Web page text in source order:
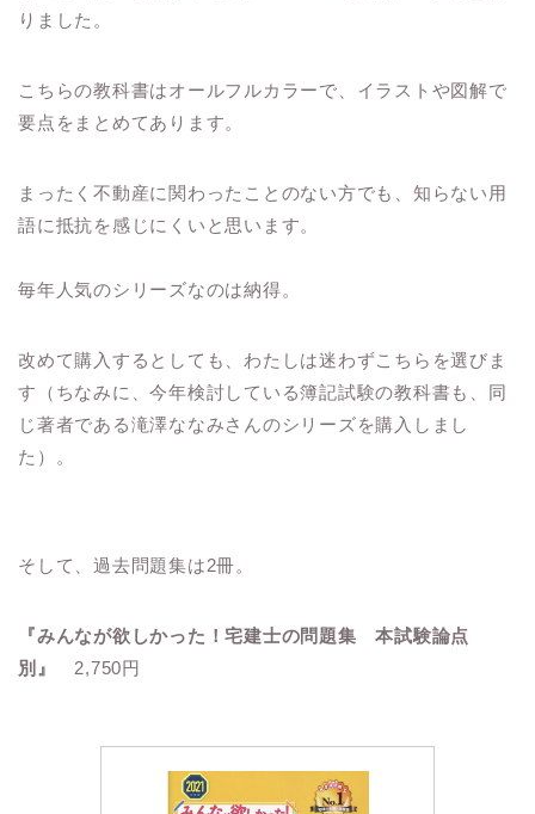
りました。
こちらの教科書はオールフルカラーで、イラストや図解で
要点をまとめてあります。
まったく不動産に関わったことのない方でも、知らない用
語に抵抗を感じにくいと思います。
毎年人気のシリーズなのは納得。
改めて購入するとしても、わたしは迷わずこちらを選びま
す（ちなみに、今年検討している簿記試験の教科書も、同
じ著者である滝澤ななみさんのシリーズを購入しまし
た）。
そして、過去問題集は2冊。
『みんなが欲しかった！宅建士の問題集 本試験論点
別』
2,750円